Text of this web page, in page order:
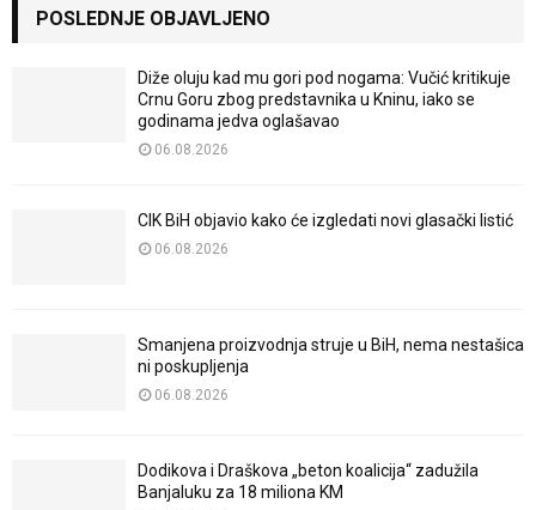
POSLEDNJE OBJAVLJENO
Diže oluju kad mu gori pod nogama: Vučić kritikuje
Crnu Goru zbog predstavnika u Kninu, iako se
godinama jedva oglašavao
06.08.2026
CIK BiH objavio kako će izgledati novi glasački listić
06.08.2026
Smanjena proizvodnja struje u BiH, nema nestašica
ni poskupljenja
06.08.2026
Dodikova i Draškova „beton koalicija“ zadužila
Banjaluku za 18 miliona KM